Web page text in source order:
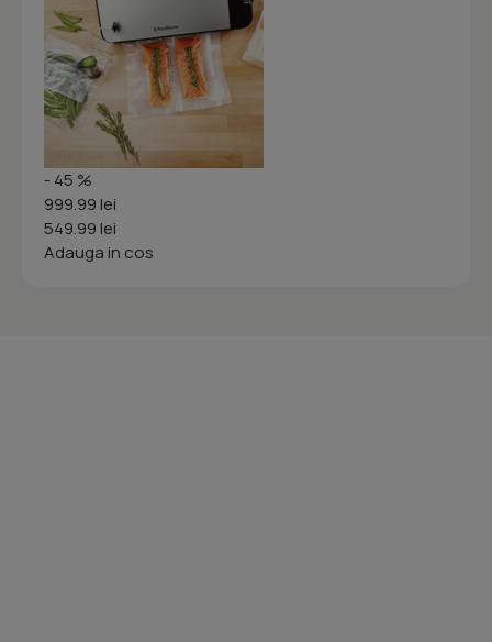
- 45 %
999.99 lei
549.99 lei
Adauga in cos